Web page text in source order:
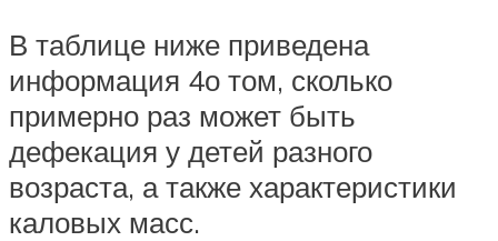
В таблице ниже приведена
информация 4о том, сколько
примерно раз может быть
дефекация у детей разного
возраста, а также характеристики
каловых масс.